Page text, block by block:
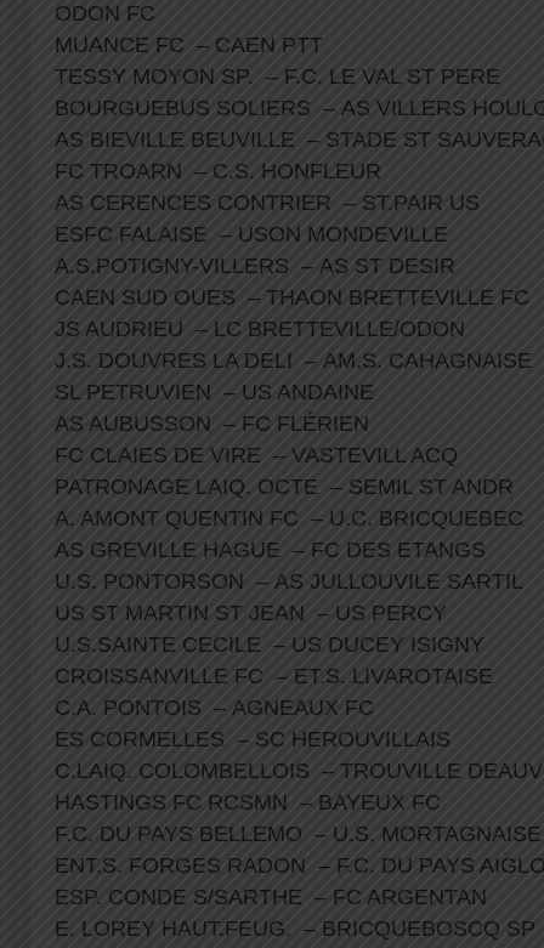
ODON FC
MUANCE FC – CAEN PTT
TESSY MOYON SP. – F.C. LE VAL ST PERE
BOURGUEBUS SOLIERS – AS VILLERS
AS BIEVILLE BEUVILLE – STADE ST
FC TROARN – C.S. HONFLEUR
AS CERENCES CONTRIER – ST.PAIR US
ESFC FALAISE – USON MONDEVILLE
A.S.POTIGNY-VILLERS – AS ST DESIR
CAEN SUD OUES – THAON BRETTEVILLE FC
JS AUDRIEU – LC BRETTEVILLE/ODON
J.S. DOUVRES LA DELI – AM.S. CAHAGNAISE
SL PETRUVIEN – US ANDAINE
AS AUBUSSON – FC FLÉRIEN
FC CLAIES DE VIRE – VASTEVILL ACQ
PATRONAGE LAIQ. OCTE – SEMIL ST ANDR
A. AMONT QUENTIN FC – U.C. BRICQUEBEC
AS GREVILLE HAGUE – FC DES ETANGS
U.S. PONTORSON – AS JULLOUVILE SARTIL
US ST MARTIN ST JEAN – US PERCY
U.S.SAINTE CECILE – US DUCEY ISIGNY
CROISSANVILLE FC – ET.S. LIVAROTAISE
C.A. PONTOIS – AGNEAUX FC
ES CORMELLES – SC HEROUVILLAIS
C.LAIQ. COLOMBELLOIS – TROUVILLE
HASTINGS FC RCSMN – BAYEUX FC
F.C. DU PAYS BELLEMO – U.S.
ENT.S. FORGES RADON – F.C. DU PAYS
ESP. CONDE S/SARTHE – FC ARGENTAN
E. LOREY HAUT.FEUG. – BRICQUEBOSCQ SP